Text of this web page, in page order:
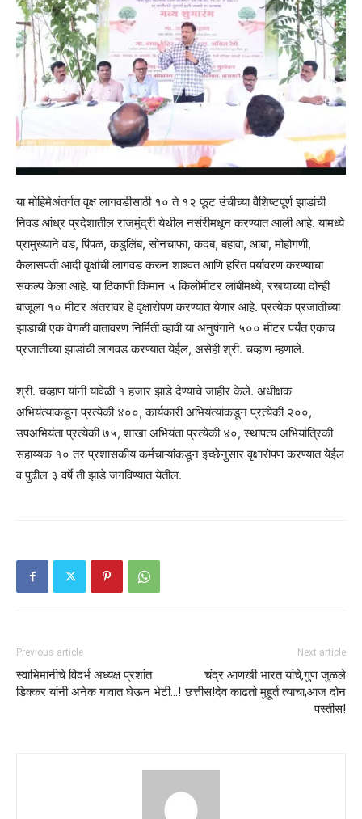
या मोहिमेअंतर्गत वृक्ष लागवडीसाठी १० ते १२ फूट उंचीच्या वैशिष्टपूर्ण झाडांची
निवड आंध्र प्रदेशातील राजमुंद्री येथील नर्सरीमधून करण्यात आली आहे. यामध्ये
प्रामुख्याने वड, पिंपळ, कडुलिंब, सोनचाफा, कदंब, बहावा, आंबा, मोहोगणी,
कैलासपती आदी वृक्षांची लागवड करुन शाश्वत आणि हरित पर्यावरण करण्याचा
संकल्प केला आहे. या ठिकाणी किमान ५ किलोमीटर लांबीमध्ये, रस्त्याच्या दोन्ही
बाजूला १० मीटर अंतरावर हे वृक्षारोपण करण्यात येणार आहे. प्रत्येक प्रजातीच्या
झाडाची एक वेगळी वातावरण निर्मिती व्हावी या अनुषंगाने ५०० मीटर पर्यंत एकाच
प्रजातीच्या झाडांची लागवड करण्यात येईल, असेही श्री. चव्हाण म्हणाले.
श्री. चव्हाण यांनी यावेळी १ हजार झाडे देण्याचे जाहीर केले. अधीक्षक
अभियंत्यांकडून प्रत्येकी ४००, कार्यकारी अभियंत्यांकडून प्रत्येकी २००,
उपअभियंता प्रत्येकी ७५, शाखा अभियंता प्रत्येकी ४०, स्थापत्य अभियांत्रिकी
सहाय्यक १० तर प्रशासकीय कर्मचाऱ्यांकडून इच्छेनुसार वृक्षारोपण करण्यात येईल
व पुढील ३ वर्षे ती झाडे जगविण्यात येतील.
Previous article
स्वाभिमानीचे विदर्भ अध्यक्ष प्रशांत
डिक्कर यांनी अनेक गावात घेऊन भेटी…!
Next article
चंद्र आणखी भारत यांचे,गुण जुळले
छत्तीस!देव काढतो मुहूर्त त्याचा,आज दोन
पस्तीस!